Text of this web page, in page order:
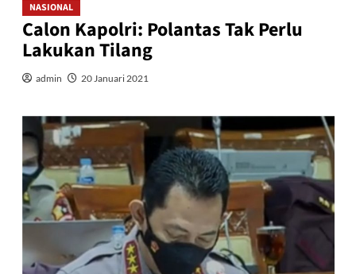
NASIONAL
Calon Kapolri: Polantas Tak Perlu
Lakukan Tilang
admin 20 Januari 2021